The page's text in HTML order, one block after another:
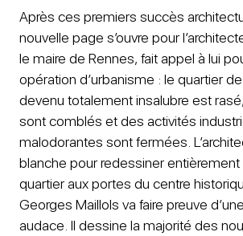
Après ces premiers succès
nouvelle page s’ouvre pour
le maire de Rennes, fait appel à lui
opération d’urbanisme : le quartier
devenu totalement insalubre est
sont comblés et des activités
malodorantes sont fermées.
blanche pour redessiner entièrement
quartier aux portes du centre
Georges Maillols va faire preuve
audace. Il dessine la majorité des